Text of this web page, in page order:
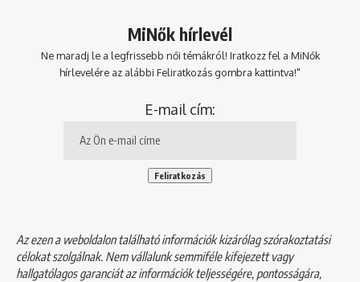
MiNők hírlevél
Ne maradj le a legfrissebb női témákról! Iratkozz fel a MiNők
hírlevelére az alábbi Feliratkozás gombra kattintva!"
E-mail cím:
Az ezen a weboldalon található információk kizárólag szórakoztatási
célokat szolgálnak. Nem vállalunk semmiféle kifejezett vagy
hallgatólagos garanciát az információk teljességére, pontosságára,